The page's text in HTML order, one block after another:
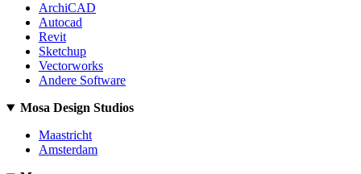
ArchiCAD
Autocad
Revit
Sketchup
Vectorworks
Andere Software
Mosa Design Studios
Maastricht
Amsterdam